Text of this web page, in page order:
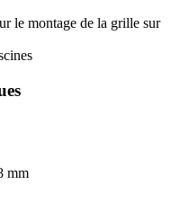
le montage de la grille sur
mm